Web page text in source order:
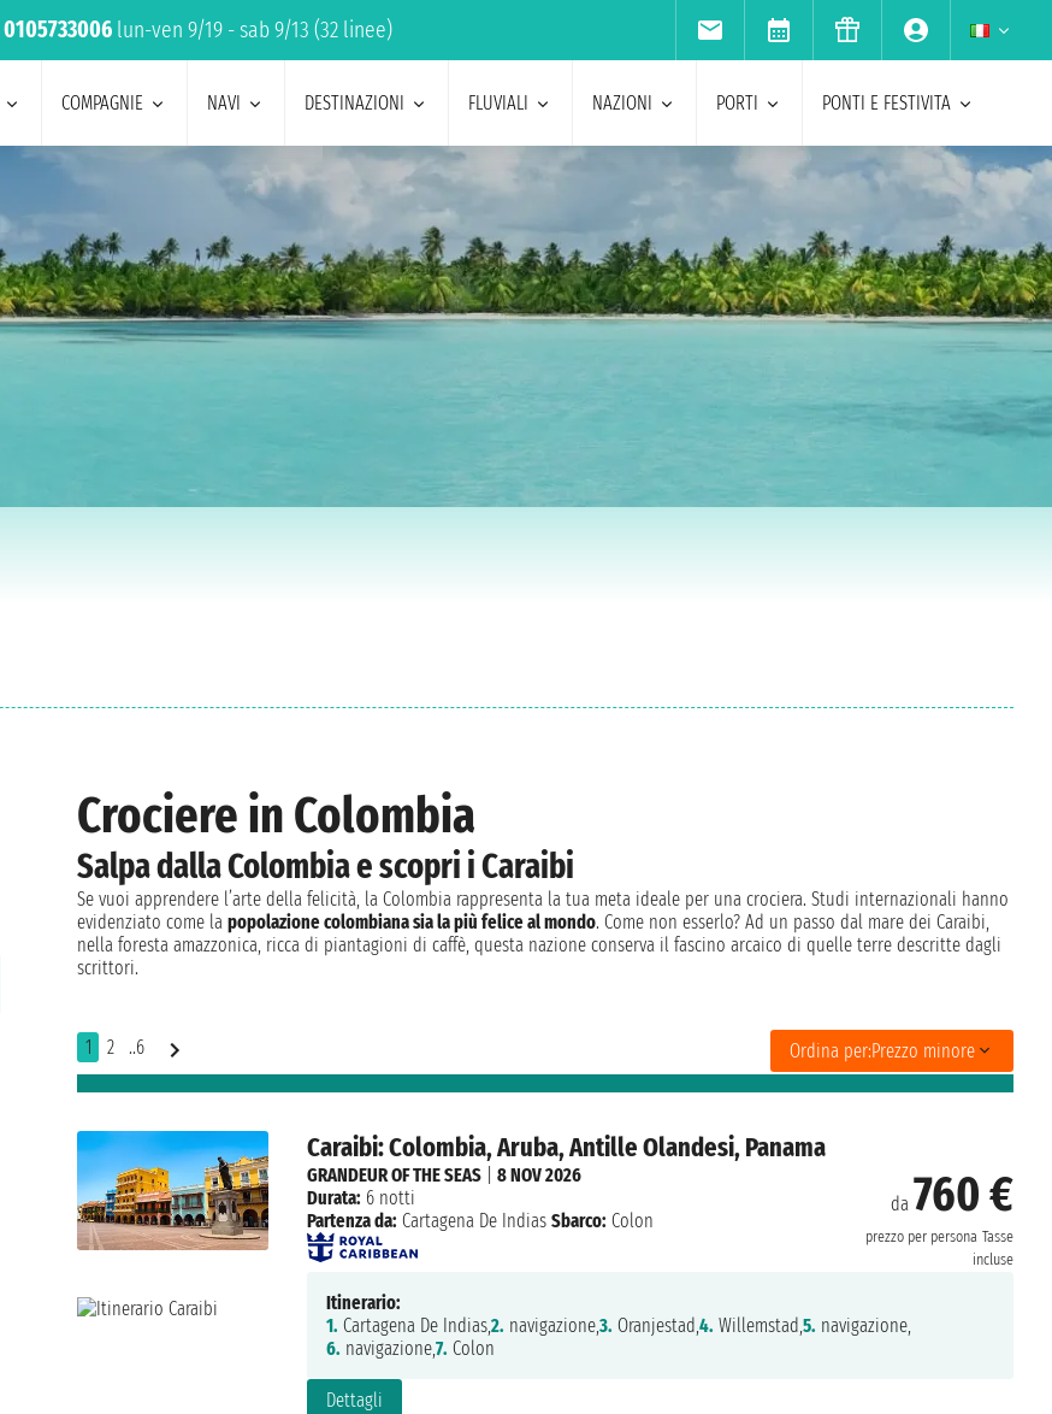
0105733006 lun-ven 9/19 - sab 9/13 (32 linee)
COMPAGNIE NAVI DESTINAZIONI FLUVIALI NAZIONI PORTI PONTI E FESTIVITA
Crociere in Colombia
Salpa dalla Colombia e scopri i Caraibi
Se vuoi apprendere l’arte della felicità, la Colombia rappresenta la tua meta ideale per una crociera. Studi internazionali hanno
evidenziato come lapopolazione colombiana sia la più felice al mondo. Come non esserlo? Ad un passo dal mare dei Caraibi,
nella foresta amazzonica, ricca di piantagioni di caffè, questa nazione conserva il fascino arcaico di quelle terre descritte dagli
scrittori.
1 2 ..6 Ordina per:Prezzo minore
Caraibi: Colombia, Aruba, Antille Olandesi, Panama
da 760 €
prezzo per persona Tasse
incluse
Dettagli
GRANDEUR OF THE SEAS| 8 NOV 2026
Durata: 6 notti
Partenza da: Cartagena De Indias Sbarco: Colon
Itinerario:
1. Cartagena De Indias,2. navigazione,3. Oranjestad,4. Willemstad,5. navigazione,
6. navigazione,7. Colon